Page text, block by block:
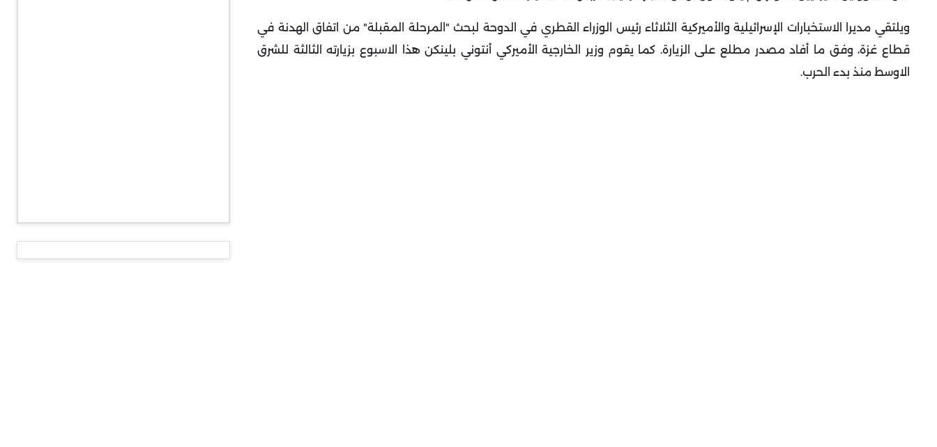
ويلتقي مديرا الاستخبارات الإسرائيلية والأميركية الثلاثاء رئيس الوزراء القطري في الدوحة لبحث "المرحلة المقبلة" من اتفاق الهدنة في
قطاع غزة، وفق ما أفاد مصدر مطلع على الزيارة. كما يقوم وزير الخارجية الأميركي أنتوني بلينكن هذا الاسبوع بزيارته الثالثة للشرق
الاوسط منذ بدء الحرب.